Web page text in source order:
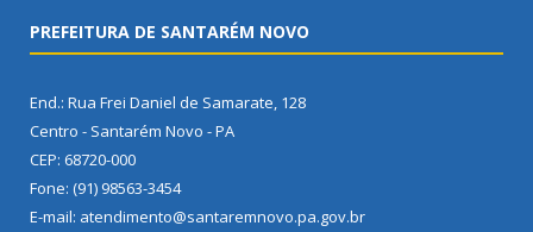
PREFEITURA DE SANTARÉM NOVO
End.: Rua Frei Daniel de Samarate, 128
Centro - Santarém Novo - PA
CEP: 68720-000
Fone: (91) 98563-3454
E-mail: atendimento@santaremnovo.pa.gov.br